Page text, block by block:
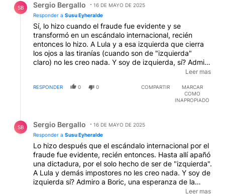
SB Sergio Bergallo
16 DE MAYO DE 2025
Responder a Susu Eyheralde
Sí, lo hizo cuando el fraude fue evidente y se
transformó en un escándalo internacional, recién
entonces lo hizo. A Lula y a esa izquierda que cierra
los ojos a las tiranías (cuando son de "izquierda"
claro) no les creo nada. Y soy de izquierda, sí? Admiro
a Boric, una esperanza (la otra fue Castillo, que lo
tantos impostores. Repase las declaraciones de Boric
sobre Maduro y su "dictadura", como calificó al
Leer mas
RESPONDER 0 0 COMPARTIR
MARCAR
COMO
INAPROPIADO
SB Sergio Bergallo
16 DE MAYO DE 2025
Responder a Susu Eyheralde
Lo hizo después que el escándalo internacional por el
fraude fue evidente, recién entonces. Hasta allí apañó
una dictadura, por el solo hecho de ser de "izquierda".
A Lula y demás impostores no les creo nada. Y soy de
izquierda sí? Admiro a Boric, una esperanza de la
izquierda latinomericana (la única, después de laLeer mas